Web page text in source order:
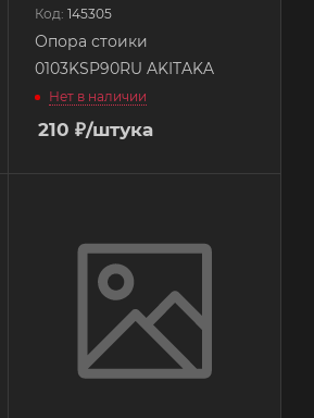
Код: 145305
Опора стоики
0103KSP90RU AKITAKA
Нет в наличии
210 ₽/штука